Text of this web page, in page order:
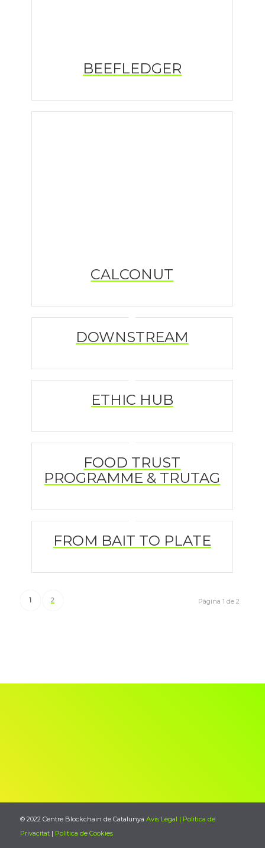
BEEFLEDGER
CALCONUT
DOWNSTREAM
ETHIC HUB
FOOD TRUST
PROGRAMME & TRUTAG
FROM BAIT TO PLATE
Pàgina 1 de 2
1 2
© 2022 Centre Blockchain de Catalunya Avis Legal | Politica de
Privacitat| Politica de Cookies